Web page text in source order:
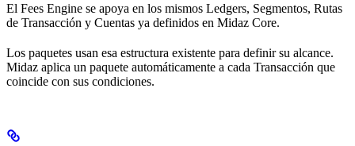
El Fees Engine se apoya en los mismos Ledgers, Segmentos, Rutas
de Transacción y Cuentas ya definidos en Midaz Core.
Los paquetes usan esa estructura existente para definir su alcance.
Midaz aplica un paquete automáticamente a cada Transacción que
coincide con sus condiciones.